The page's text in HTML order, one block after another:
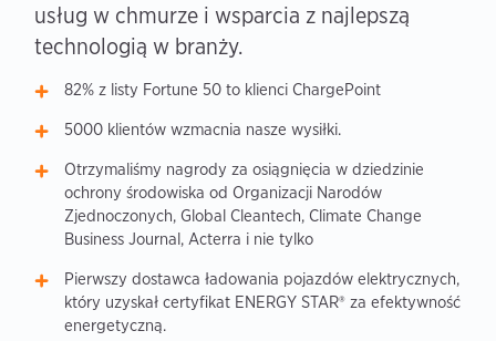
usług w chmurze i wsparcia z najlepszą
technologią w branży.
82% z listy Fortune 50 to klienci ChargePoint
5000 klientów wzmacnia nasze wysiłki.
Otrzymaliśmy nagrody za osiągnięcia w dziedzinie
ochrony środowiska od Organizacji Narodów
Zjednoczonych, Global Cleantech, Climate Change
Business Journal, Acterra i nie tylko
Pierwszy dostawca ładowania pojazdów elektrycznych,
który uzyskał certyfikat ENERGY STAR® za efektywność
energetyczną.